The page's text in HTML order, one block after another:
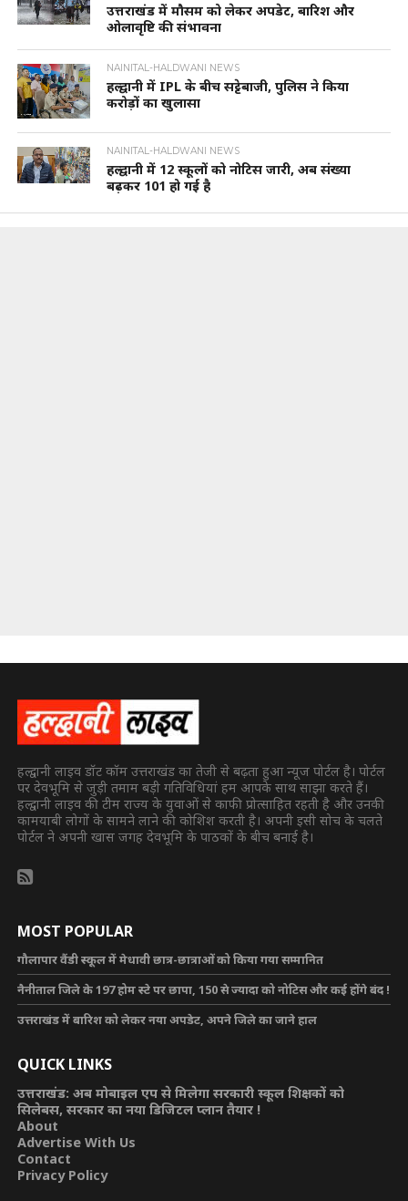
उत्तराखंड में मौसम को लेकर अपडेट, बारिश और
ओलावृष्टि की संभावना
NAINITAL-HALDWANI NEWS
हल्द्वानी में IPL के बीच सट्टेबाजी, पुलिस ने किया
करोड़ों का खुलासा
NAINITAL-HALDWANI NEWS
हल्द्वानी में 12 स्कूलों को नोटिस जारी, अब संख्या
बढ़कर 101 हो गई है
हल्द्वानी लाइव डॉट कॉम उत्तराखंड का तेजी से बढ़ता हुआ न्यूज पोर्टल है। पोर्टल
पर देवभूमि से जुड़ी तमाम बड़ी गतिविधियां हम आपके साथ साझा करते हैं।
हल्द्वानी लाइव की टीम राज्य के युवाओं से काफी प्रोत्साहित रहती है और उनकी
कामयाबी लोगों के सामने लाने की कोशिश करती है। अपनी इसी सोच के चलते
पोर्टल ने अपनी खास जगह देवभूमि के पाठकों के बीच बनाई है।
MOST POPULAR
गौलापार वैंडी स्कूल में मेधावी छात्र-छात्राओं को किया गया सम्मानित
नैनीताल जिले के 197 होम स्टे पर छापा, 150 से ज्यादा को नोटिस और कई होंगे बंद !
उत्तराखंड में बारिश को लेकर नया अपडेट, अपने जिले का जाने हाल
QUICK LINKS
उत्तराखंड: अब मोबाइल एप से मिलेगा सरकारी स्कूल शिक्षकों को
सिलेबस, सरकार का नया डिजिटल प्लान तैयार !
About
Advertise With Us
Contact
Privacy Policy